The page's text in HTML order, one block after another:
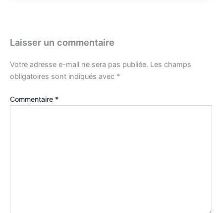
Laisser un commentaire
Votre adresse e-mail ne sera pas publiée. Les champs
obligatoires sont indiqués avec *
Commentaire *